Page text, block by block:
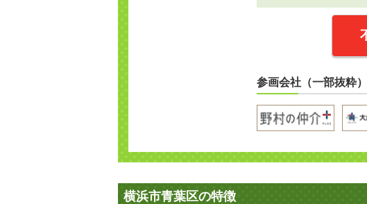
参画会社（一部抜粋）
横浜市青葉区の特徴